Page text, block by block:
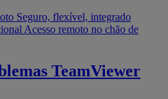
Seguro, flexível, integrado
Acesso remoto no chão de
TeamViewer